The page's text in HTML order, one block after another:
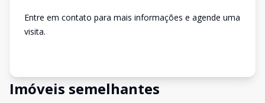
Entre em contato para mais informações e agende uma
visita.
Imóveis semelhantes